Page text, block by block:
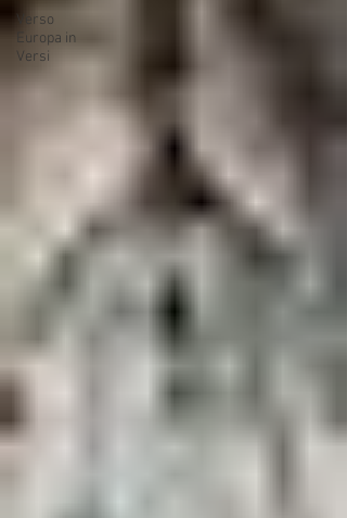
Verso
Europa in
Versi